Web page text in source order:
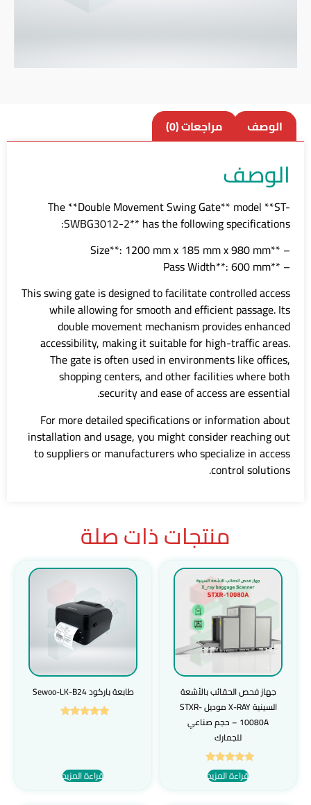
الوصف مراجعات (0)
الوصف
The **Double Movement Swing Gate** model **ST-
SWBG3012-2** has the following specifications:
– **Size**: 1200 mm x 185 mm x 980 mm
– **Pass Width**: 600 mm
This swing gate is designed to facilitate controlled access
while allowing for smooth and efficient passage. Its
double movement mechanism provides enhanced
accessibility, making it suitable for high-traffic areas.
The gate is often used in environments like offices,
shopping centers, and other facilities where both
security and ease of access are essential.
For more detailed specifications or information about
installation and usage, you might consider reaching out
to suppliers or manufacturers who specialize in access
control solutions.
منتجات ذات صلة
جهاز فحص الحقائب بالأشعة
السينية X-RAY موديل STXR-
10080A – حجم صناعي
للجمارك
تم التقييم
5.00
قراءة المزيد
طابعة باركود Sewoo-LK-B24
قراءة المزيد